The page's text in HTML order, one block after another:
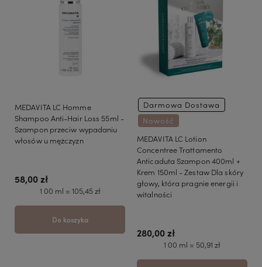
MEDAVITA LC Homme
Shampoo Anti-Hair Loss 55ml -
Szampon przeciw wypadaniu
włosów u mężczyzn
58,00 zł
1 00 ml = 105,45 zł
Do koszyka
Nowość
Darmowa Dostawa
MEDAVITA LC Lotion
Concentree Trattamento
Anticaduta Szampon 400ml +
Krem 150ml - Zestaw Dla skóry
głowy, która pragnie energii i
witalności
280,00 zł
1 00 ml = 50,91 zł